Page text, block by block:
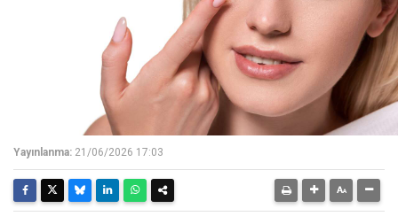
Yayınlanma: 21/06/2026 17:03